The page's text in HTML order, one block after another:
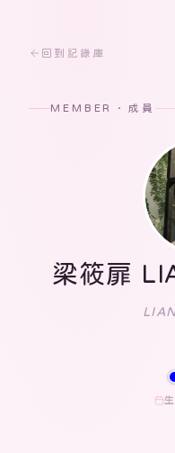
回到記錄庫
MEMBER · 成員
梁筱扉